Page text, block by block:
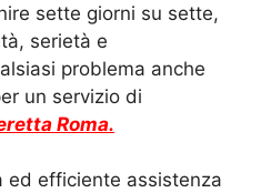
sette giorni su sette,
serietà e
problema anche
un servizio di
Roma.
ed efficiente assistenza